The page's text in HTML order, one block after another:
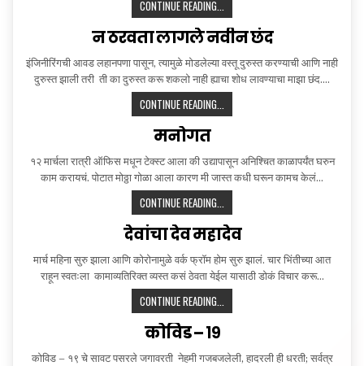
CONTINUE READING...
अक्षरसाधना
न ठरवता लागले नवीन छंद
इंजिनीरिंगची आवड लहानपणा पासून, त्यामुळे मोडलेल्या वस्तू दुरुस्त करण्याची आणि नाही
दुरुस्त झाली तरी ती का दुरुस्त करू शकलो नाही ह्याचा शोध लावण्याचा माझा छंद….
CONTINUE READING...
ठरवता
छंद
मनोगत
१२ मार्चला रात्री ऑफिस मधून टेक्स्ट आला की उद्यापासून अनिश्चित काळापर्यंत घरुन
काम करायचं. पोटात मोठ्ठा गोळा आला कारण मी जास्त कधी घरून कामच केलं…
CONTINUE READING...
देवांचा देव महादेव
मार्च महिना सुरु झाला आणि कोरोनामुळे वर्क फ्रॉम होम सुरु झालं. चार भिंतीच्या आत
राहून स्वतःला कामाव्यतिरिक्त व्यस्त कसं ठेवता येईल यासाठी डोकं विचार करू…
CONTINUE READING...
देव
कोविड – १९
कोविड – १९ चे सावट पसरले जगावरती नेहमी गजबजलेली, हादरली ही धरती; सर्वत्र